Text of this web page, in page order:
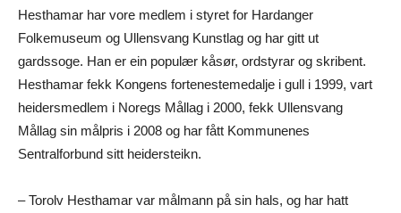
Hesthamar har vore medlem i styret for Hardanger
Folkemuseum og Ullensvang Kunstlag og har gitt ut
gardssoge. Han er ein populær kåsør, ordstyrar og skribent.
Hesthamar fekk Kongens fortenestemedalje i gull i 1999, vart
heidersmedlem i Noregs Mållag i 2000, fekk Ullensvang
Mållag sin målpris i 2008 og har fått Kommunenes
Sentralforbund sitt heidersteikn.
– Torolv Hesthamar var målmann på sin hals, og har hatt